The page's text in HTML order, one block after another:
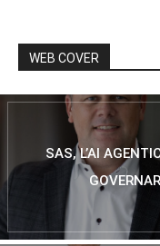
WEB COVER
SAS, L’AI